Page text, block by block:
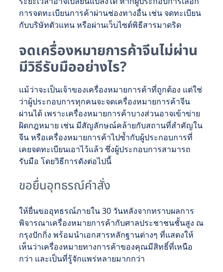
การจดทะเบียนการค้าผ่านช่องทางอื่น เช่น จดทะเบียน
กับบริษัทตัวแทน หรือผ่านเว็บไซต์พิธีสารมาดริด
จดเครื่องหมายการค้าจีนไม่ผ่าน
มีวิธีรับมืออย่างไร?
แม้ว่าจะเป็นเจ้าของเครื่องหมายการค้าที่ถูกต้อง แต่ใช่
ว่าผู้ประกอบการทุกคนจะจดเครื่องหมายการค้าจีน
ผ่านได้ เพราะเครื่องหมายการค้าบางส่วนอาจเข้าข่าย
ผิดกฎหมาย เช่น มีสัญลักษณ์คล้ายกับสถานที่สำคัญใน
จีน หรือเครื่องหมายการค้าไปซ้ำกับผู้ประกอบการที่
เคยจดทะเบียนเอาไว้แล้ว ซึ่งผู้ประกอบการสามารถ
รับมือ โดยวิธีการดังต่อไปนี้
ขอยื่นอุทธรณ์คำสั่ง
ให้ยื่นขออุทธรณ์ภายใน 30 วันหลังจากทราบผลการ
พิจารณาเครื่องหมายการค้ากับศาลประชาชนชั้นสูง ณ
กรุงปักกิ่ง พร้อมนำเอกสารหลักฐานต่างๆ ที่แสดงให้
เห็นว่าเครื่องหมายทางการค้าของคุณมีสิทธิ์ที่เหนือ
กว่า และเป็นที่รู้จักแพร่หลายมากกว่า